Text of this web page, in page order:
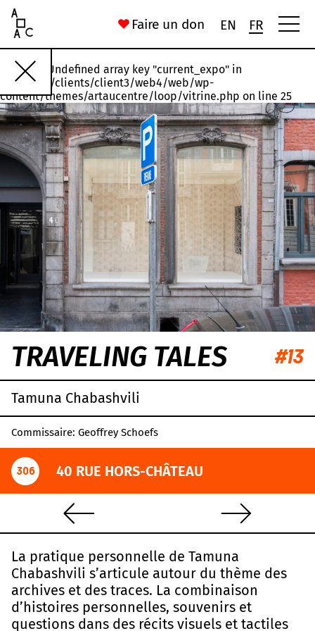
Art Au Centre
Faire un don EN FR
Rawette#18 #17 #16 #15
Installation, États n°1 et n°3
Joelle Jakubiak
56 Rue Saint-Gilles
Chronoxyles. (Néologisme) Morceau d’arbre mort ou
Ida Ferrand
16 Rue du Palais
Leaflet|OpenStreetMap,CC-BY-SA, Imagery ©Mapbox
Warning
: Undefined array key "current_expo" in
/var/www/clients/client3/web4/web/wp-
content/themes/artaucentre/loop/vitrine.php on line 25
TRAVELING TALES #13
Tamuna Chabashvili
Commissaire: Geoffrey Schoefs
306 40 RUE HORS-CHÂTEAU
La pratique personnelle de Tamuna
Chabashvili s’articule autour du thème des
archives et des traces. La combinaison
d’histoires personnelles, souvenirs et
questions dans des récits visuels et tactiles